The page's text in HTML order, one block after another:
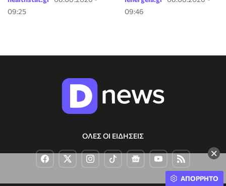
×
09:25
09:46
ΟΛΕΣ ΟΙ ΕΙΔΗΣΕΙΣ
ΑΠΟΡΡΗΤΟ